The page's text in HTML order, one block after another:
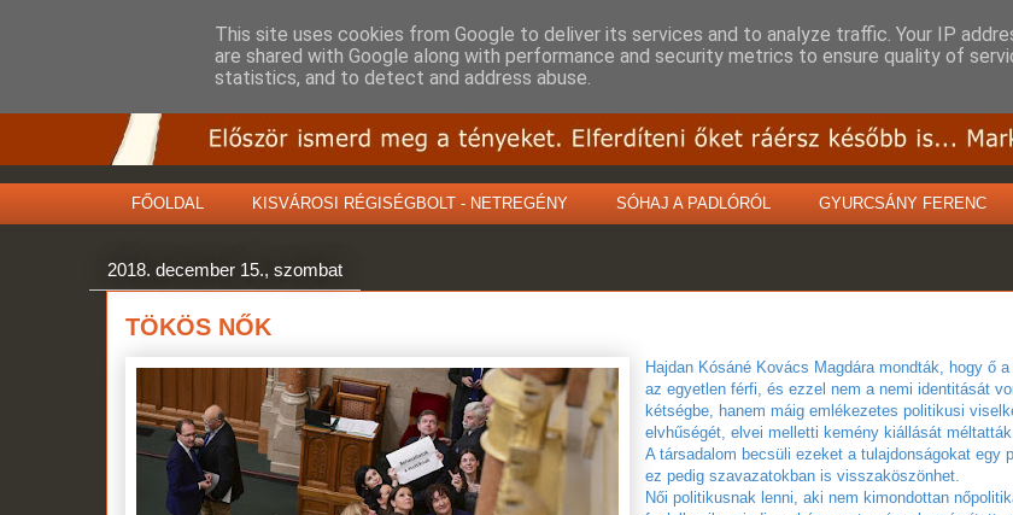
FŐOLDAL KISVÁROSI RÉGISÉGBOLT - NETREGÉNY SÓHAJ A PADLÓRÓL GYURCSÁNY FERENC
2018. december 15., szombat
TÖKÖS NŐK
Hajdan Kósáné Kovács Magdára mondták, hogy ő
az egyetlen férfi, és ezzel nem a nemi identitását
kétségbe, hanem máig emlékezetes politikusi
elvhűségét, elvei melletti kemény kiállását méltatták.
A társadalom becsüli ezeket a tulajdonságokat egy
ez pedig szavazatokban is visszaköszönhet.
Női politikusnak lenni, aki nem kimondottan
This site uses cookies from Google to deliver its services and to analyze traffic. Your IP
are shared with Google along with performance and security metrics to ensure quality of
statistics, and to detect and address abuse.